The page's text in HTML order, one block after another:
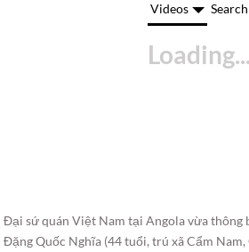
Videos Search
Đại sứ quán Việt Nam tại Angola vừa thông
Đặng Quốc Nghĩa (44 tuổi, trú xã Cẩm Nam,